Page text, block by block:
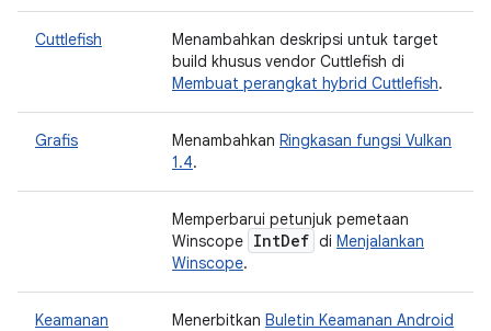
Cuttlefish
Menambahkan deskripsi untuk target
build khusus vendor Cuttlefish di
Membuat perangkat hybrid Cuttlefish.
Grafis Menambahkan Ringkasan fungsi Vulkan
1.4.
Memperbarui petunjuk pemetaan
Winscope IntDef di Menjalankan
Winscope.
Keamanan Menerbitkan Buletin Keamanan Android